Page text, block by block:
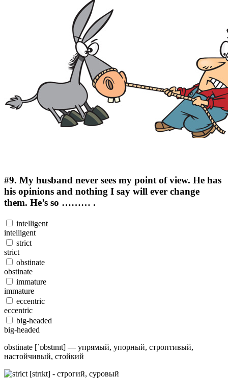
#9. My husband never sees my point of view. He has
his opinions and nothing I say will ever change
them. He’s so ……… .
intelligent
intelligent
strict
strict
obstinate
obstinate
immature
immature
eccentric
eccentric
big-headed
big-headed
obstinate [ˈɒbstɪnɪt] — упрямый, упорный, строптивый,
настойчивый, стойкий